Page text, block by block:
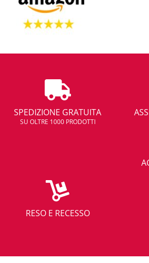
SPEDIZIONE GRATUITA
SU OLTRE 1000 PRODOTTI
RESO E RECESSO